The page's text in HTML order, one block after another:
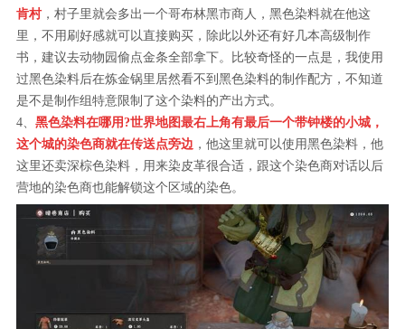
肯村，村子里就会多出一个哥布林黑市商人，黑色染料就在他这
里，不用刷好感就可以直接购买，除此以外还有好几本高级制作
书，建议去动物园偷点金条全部拿下。比较奇怪的一点是，我使用
过黑色染料后在炼金锅里居然看不到黑色染料的制作配方，不知道
是不是制作组特意限制了这个染料的产出方式。
4、 黑色染料在哪用?世界地图最右上角有最后一个带钟楼的小城，
这个城的染色商就在传送点旁边 ，他这里就可以使用黑色染料，他
这里还卖深棕色染料，用来染皮革很合适，跟这个染色商对话以后
营地的染色商也能解锁这个区域的染色。